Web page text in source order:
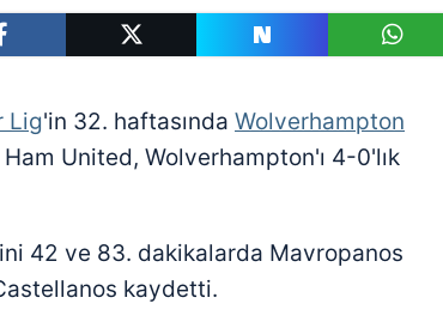
Lig'in 32. haftasında Wolverhampton
Ham United, Wolverhampton'ı 4-0'lık
42 ve 83. dakikalarda Mavropanos
kaydetti.